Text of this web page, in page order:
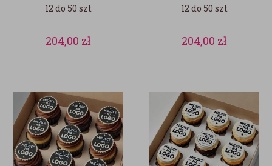
12 do 50 szt
204,00 zł
12 do 50 szt
204,00 zł